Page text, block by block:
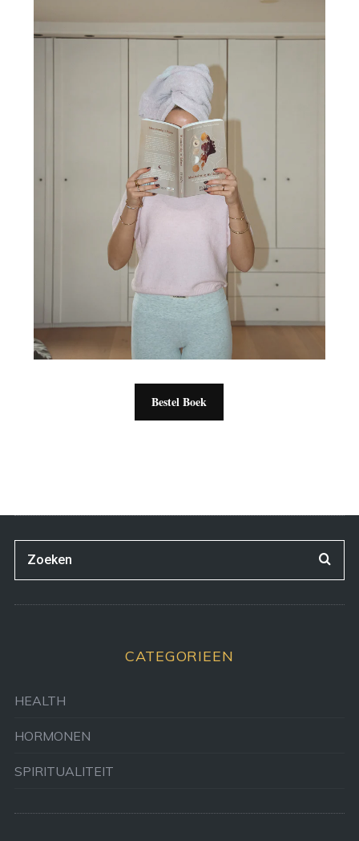
Bestel Boek
CATEGORIEEN
HEALTH
HORMONEN
SPIRITUALITEIT